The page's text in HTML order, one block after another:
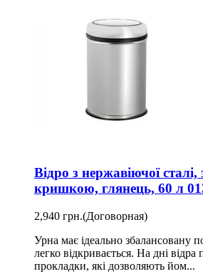
Відро з нержавіючої
кришкою, глянець, 60 л
2,940 грн.(Договорная)
Урна має ідеально збалансовану
легко відкривається. На дні відра
прокладки, які дозволяють йом...